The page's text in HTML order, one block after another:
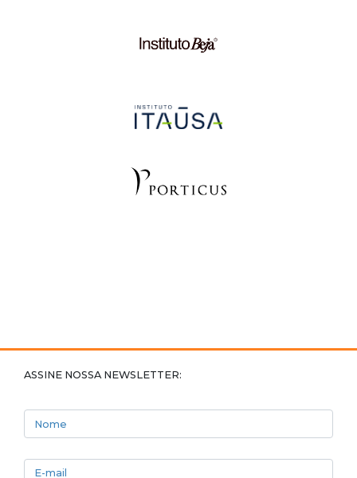
ASSINE NOSSA NEWSLETTER: